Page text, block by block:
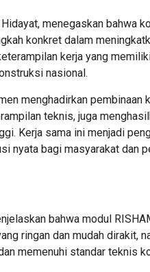
menegaskan bahwa
konkret dalam
kerja yang
nasional.
menghadirkan pembinaan
teknis, juga
Kerja sama ini menjadi
nyata bagi masyarakat dan
bahwa modul
ringan dan mudah dirakit,
memenuhi standar teknis